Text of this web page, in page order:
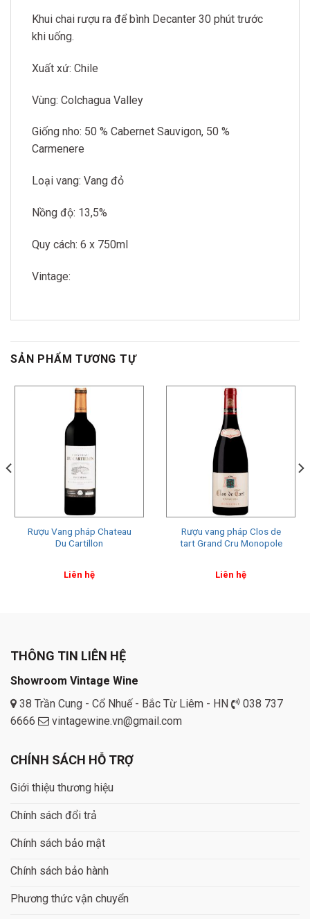
Khui chai rượu ra để bình Decanter 30 phút trước
khi uống.
Xuất xứ: Chile
Vùng: Colchagua Valley
Giống nho: 50 % Cabernet Sauvigon, 50 %
Carmenere
Loại vang: Vang đỏ
Nồng độ: 13,5%
Quy cách: 6 x 750ml
Vintage:
SẢN PHẨM TƯƠNG TỰ
Rượu Vang pháp Chateau
Du Cartillon
Liên hệ
Rượu vang pháp Clos de
tart Grand Cru Monopole
Liên hệ
THÔNG TIN LIÊN HỆ
Showroom Vintage Wine
38 Trần Cung - Cổ Nhuế - Bắc Từ Liêm - HN
038 737
6666
vintagewine.vn@gmail.com
CHÍNH SÁCH HỖ TRỢ
Giới thiệu thương hiệu
Chính sách đổi trả
Chính sách bảo mật
Chính sách bảo hành
Phương thức vận chuyển